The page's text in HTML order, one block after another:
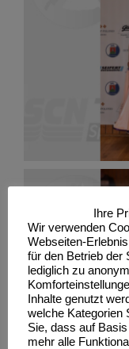
Ihre
Wir verwenden
Webseiten-
für den Betrieb der
lediglich zu
Inhalte genutzt
welche Kategorien
Sie, dass auf
mehr alle